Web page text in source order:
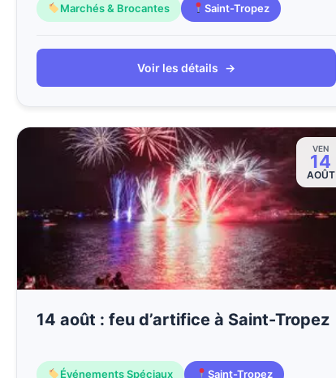
Marchés & Brocantes Saint-Tropez
Voir les détails →
VEN
14
AOÛT
14 août : feu d’artifice à Saint-Tropez
Événements Spéciaux Saint-Tropez